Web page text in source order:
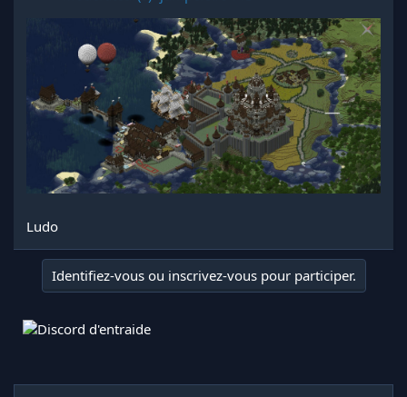
Ludo
Identifiez-vous ou inscrivez-vous pour participer.